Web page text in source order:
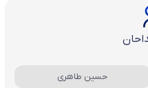
حسین طاهری